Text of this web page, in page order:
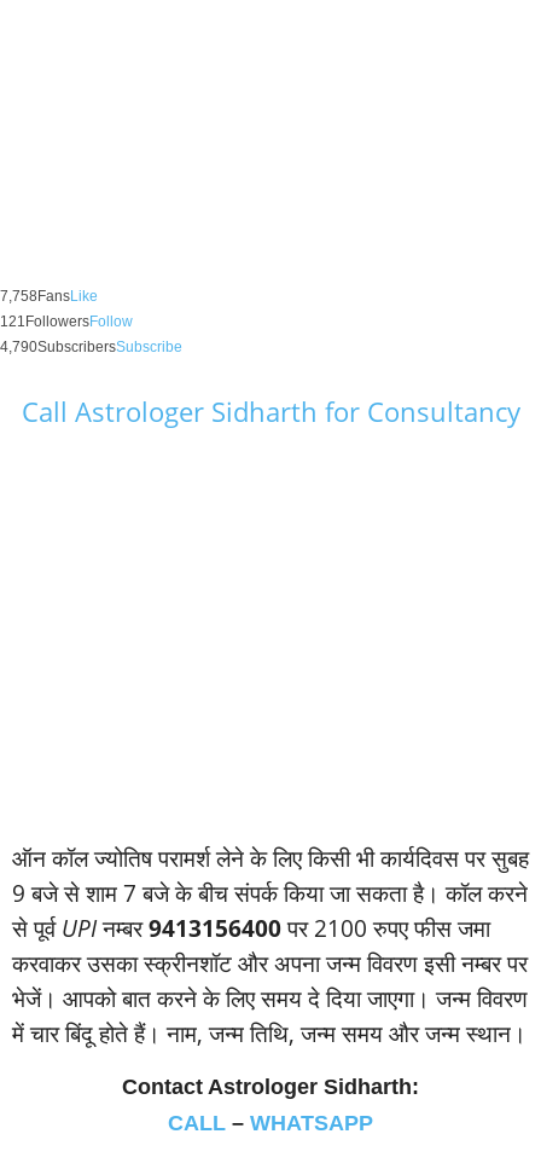
7,758FansLike
121 FollowersFollow
4,790SubscribersSubscribe
Call Astrologer Sidharth for Consultancy
ऑन कॉल ज्‍योतिष परामर्श लेने के लिए किसी भी कार्यदिवस पर सुबह
9 बजे से शाम 7 बजे के बीच संपर्क किया जा सकता है। कॉल करने
से पूर्वUPIनम्‍बर9413156400पर 2100 रुपए फीस जमा
करवाकर उसका स्‍क्रीनशॉट और अपना जन्‍म विवरण इसी नम्‍बर पर
भेजें। आपको बात करने के लिए समय दे दिया जाएगा। जन्‍म विवरण
में चार बिंदू होते हैं। नाम, जन्‍म तिथि, जन्‍म समय और जन्‍म स्‍थान।
Contact Astrologer Sidharth:
CALL – WHATSAPP